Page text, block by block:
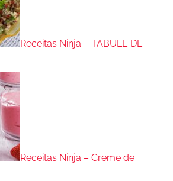
Receitas Ninja – TABULE DE
Receitas Ninja – Creme de